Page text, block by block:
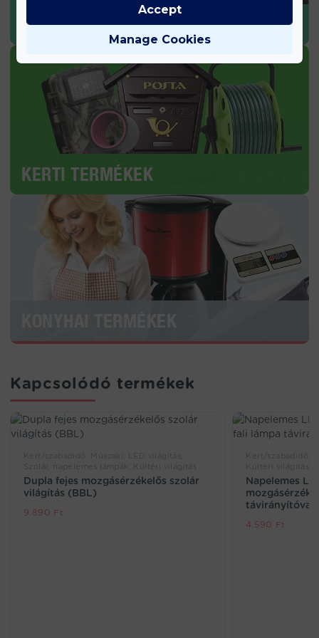
SPORT & EGÉSZSÉG
KERTI TERMÉKEK
Kapcsolódó termékek
Dupla fejes mozgásérzékelős szolár
világítás (BBL)
9.890 Ft
Napelemes
távirányítóval
4.590 Ft
Manage Cookies
Accept